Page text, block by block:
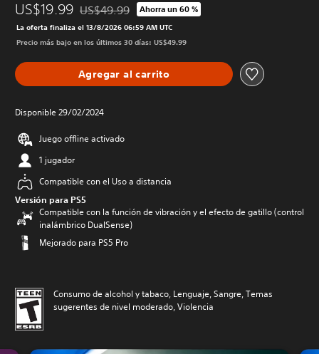
US$19.99 Rebajado del precio original de US$49.99
US$49.99 Ahorra un 60 %
La oferta finaliza el 13/8/2026 06:59 AM UTC
Precio más bajo en los últimos 30 días: US$49.99
Agregar al carrito
Disponible 29/02/2024
Juego offline activado
1 jugador
Compatible con el Uso a distancia
Versión para PS5
Compatible con la función de vibración y el efecto de gatillo (control
inalámbrico DualSense)
Mejorado para PS5 Pro
Consumo de alcohol y tabaco, Lenguaje, Sangre, Temas
sugerentes de nivel moderado, Violencia